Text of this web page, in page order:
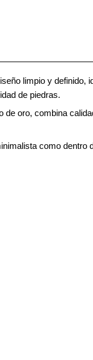
limpio y
de piedras.
de oro, combina
como